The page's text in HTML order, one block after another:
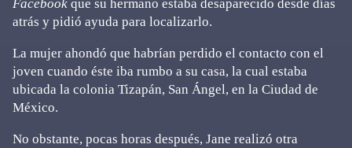
Facebook que su hermano estaba desaparecido desde días
atrás y pidió ayuda para localizarlo.
La mujer ahondó que habrían perdido el contacto con el
joven cuando éste iba rumbo a su casa, la cual estaba
ubicada la colonia Tizapán, San Ángel, en la Ciudad de
México.
No obstante, pocas horas después, Jane realizó otra